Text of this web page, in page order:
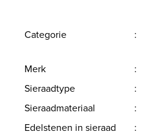
Categorie :
Merk
:
Sieraadtype
:
Sieraadmateriaal
:
Edelstenen in sieraad
: